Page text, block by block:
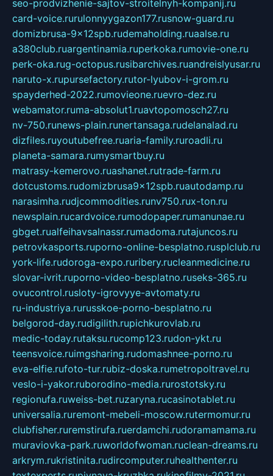
seo-prodvizhenie-sajtov-stroitelnyh-kompanij.ru
card-voice.rurulonnyygazon177.rusnow-guard.ru
domizbrusa-9x12spb.rudemaholding.ruaalse.ru
a380club.ruargentinamia.ruperkoka.rumovie-one.ru
perk-oka.rug-octopus.rusibarchives.ruandreislyusar.ru
naruto-x.rupursefactory.rutor-lyubov-i-grom.ru
spayderhed-2022.rumovieone.ruevro-dez.ru
webamator.ruma-absolut1.ruavtopomosch27.ru
nv-750.runews-plain.runertansaga.rudelanalad.ru
dizfiles.ruyoutubefree.ruaria-family.ruroadli.ru
planeta-samara.rumysmartbuy.ru
matrasy-kemerovo.ruashanet.rutrade-farm.ru
dotcustoms.rudomizbrusa9x12spb.ruautodamp.ru
narasimha.rudjcommodities.runv750.rux-ton.ru
newsplain.rucardvoice.rumodopaper.rumanunae.ru
gbget.rualfeihavsalnassr.rumadoma.rutajuncos.ru
petrovkasports.ruporno-online-besplatno.rusplclub.ru
york-life.rudoroga-expo.ruribery.rucleanmedicine.ru
slovar-ivrit.ruporno-video-besplatno.ruseks-365.ru
ovucontrol.rusloty-igrovyye-avtomaty.ru
ru-industriya.rurusskoe-porno-besplatno.ru
belgorod-day.rudigilith.rupichkurovlab.ru
medic-today.rutaksu.rucomp123.rudon-ykt.ru
teensvoice.ruimgsharing.rudomashnee-porno.ru
eva-elfie.rufoto-tur.rubiz-doska.rumetropoltravel.ru
veslo-i-yakor.ruborodino-media.rurostotsky.ru
regionufa.ruweiss-bet.ruzaryna.rucasinotablet.ru
universalia.ruremont-mebeli-moscow.rutermomur.ru
clubfisher.ruremstirufa.ruerdamchi.rudoramamama.ru
muraviovka-park.ruworldofwoman.ruclean-dreams.ru
arkrym.rukristinita.rudircomputer.ruhealthenter.ru